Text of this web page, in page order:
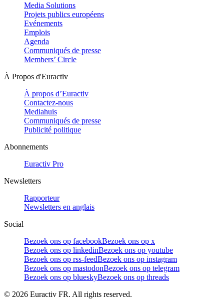
Media Solutions
Projets publics européens
Evénements
Emplois
Agenda
Communiqués de presse
Members’ Circle
À Propos d'Euractiv
À propos d’Euractiv
Contactez-nous
Mediahuis
Communiqués de presse
Publicité politique
Abonnements
Euractiv Pro
Newsletters
Rapporteur
Newsletters en anglais
Social
Bezoek ons op facebookBezoek ons op x
Bezoek ons op linkedinBezoek ons op youtube
Bezoek ons op rss-feedBezoek ons op instagram
Bezoek ons op mastodonBezoek ons op telegram
Bezoek ons op blueskyBezoek ons op threads
© 2026 Euractiv FR. All rights reserved.